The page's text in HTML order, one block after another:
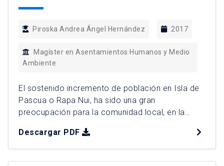
Piroska Andrea Ángel Hernández 2017
Magíster en Asentamientos Humanos y Medio
Ambiente
El sostenido incremento de población en Isla de
Pascua o Rapa Nui, ha sido una gran
preocupación para la comunidad local, en la
impacto genera ello en el territorio, lo que plantea
la necesidad de establecer medidas de gestión
para velar por la sustentabilidad del […]
Descargar PDF